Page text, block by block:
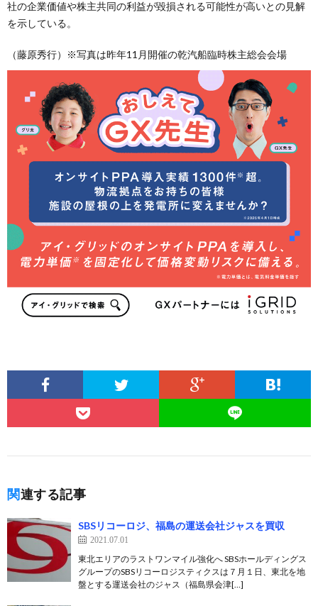
社の企業価値や株主共同の利益が毀損される可能性が高いとの見解
を示している。
（藤原秀行）※写真は昨年11月開催の乾汽船臨時株主総会会場
関連する記事
SBSリコーロジ、福島の運送会社ジャスを買収
2021.07.01
東北エリアのラストワンマイル強化へ SBSホールディングス
グループのSBSリコーロジスティクスは７月１日、東北を地
盤とする運送会社のジャス（福島県会津[…]